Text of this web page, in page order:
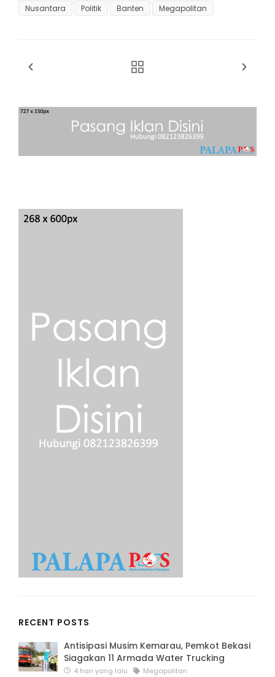
Nusantara
Politik Banten Megapolitan
RECENT POSTS
Antisipasi Musim Kemarau, Pemkot Bekasi
Siagakan 11 Armada Water Trucking
4 hari yang lalu Megapolitan